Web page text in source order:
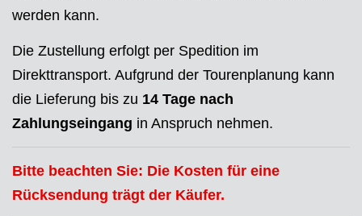
werden kann.
Die Zustellung erfolgt per Spedition im
Direkttransport. Aufgrund der Tourenplanung kann
die Lieferung bis zu 14 Tage nach
Zahlungseingang in Anspruch nehmen.
Bitte beachten Sie: Die Kosten für eine
Rücksendung trägt der Käufer.